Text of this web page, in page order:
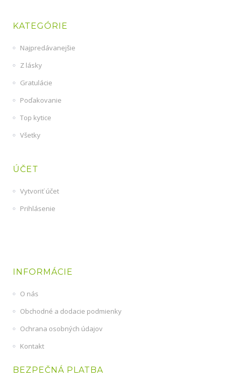
KATEGÓRIE
Najpredávanejšie
Z lásky
Gratulácie
Poďakovanie
Top kytice
Všetky
ÚČET
Vytvoriť účet
Prihlásenie
INFORMÁCIE
O nás
Obchodné a dodacie podmienky
Ochrana osobných údajov
Kontakt
BEZPEČNÁ PLATBA